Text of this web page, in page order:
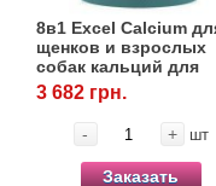
8в1 Excel Calcium
щенков и взрослых
собак кальций для
зубов и костей, 1700
табл.
3 682 грн.
- + шт
Заказать